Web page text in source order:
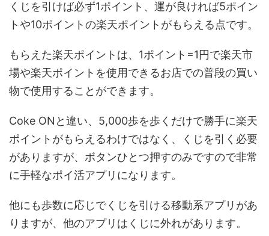
くじを引けば必ず1ポイント、運が良ければ5ポイン
トや10ポイントの楽天ポイントがもらえる点です。
もらえた楽天ポイントは、1ポイント=1円で楽天市
場や楽天ポイントを使用できるお店での普段の買い
物で使用することができます。
Coke ONと違い、5,000歩を歩くだけで勝手に楽天
ポイントがもらえるわけではなく、くじを引く必要
がありますが、ボタンひとつ押すのみですので非常
に手軽なポイ活アプリになります。
他にも歩数に応じでくじを引ける移動系アプリがあ
りますが、他のアプリはくじに外れがあります。